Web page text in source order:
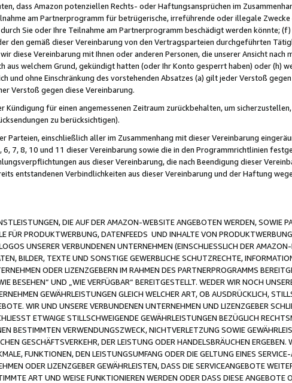
dass Amazon potenziellen Rechts- oder Haftungsansprüchen im
am Partnerprogramm für betrügerische, irreführende oder illegale
Sie oder Ihre Teilnahme am Partnerprogramm beschädigt werden könnte;
den gemäß dieser Vereinbarung von den Vertragsparteien durchgeführten
Vereinbarung mit Ihnen oder anderen Personen, die unserer Ansicht nach
aus welchem Grund, gekündigt hatten (oder Ihr Konto gesperrt haben) oder (h)
ohne Einschränkung des vorstehenden Absatzes (a) gilt jeder Verstoß
Verstoß gegen diese Vereinbarung.
für einen angemessenen Zeitraum zurückbehalten, um
zu berücksichtigen).
Parteien, einschließlich aller im Zusammenhang mit dieser Vereinbarung
7, 8, 10 und 11 dieser Vereinbarung sowie die in den Programmrichtlinien
aus dieser Vereinbarung, die nach Beendigung dieser
entstandenen Verbindlichkeiten aus dieser Vereinbarung und der Haftung
DIE AUF DER AMAZON-WEBSITE ANGEBOTEN WERDEN, SOWIE
FÜR PRODUKTWERBUNG, DATENFEEDS UND INHALTE VON
UNSERER VERBUNDENEN UNTERNEHMEN (EINSCHLIESSLICH DER
BILDER, TEXTE UND SONSTIGE GEWERBLICHE SCHUTZRECHTE,
ODER LIZENZGEBERN IM RAHMEN DES PARTNERPROGRAMMS
BESEHEN“ UND „WIE VERFÜGBAR“ BEREITGESTELLT. WEDER WIR NOCH
GEWÄHRLEISTUNGEN GLEICH WELCHER ART, OB AUSDRÜCKLICH,
WIR UND UNSERE VERBUNDENEN UNTERNEHMEN UND LIZENZGEBER
ETWAIGE STILLSCHWEIGENDE GEWÄHRLEISTUNGEN BEZÜGLICH
BESTIMMTEN VERWENDUNGSZWECK, NICHTVERLETZUNG SOWIE
GESCHÄFTSVERKEHR, DER LEISTUNG ODER HANDELSBRÄUCHEN ERGEBEN.
FUNKTIONEN, DEN LEISTUNGSUMFANG ODER DIE GELTUNG EINES
ODER LIZENZGEBER GEWÄHRLEISTEN, DASS DIE SERVICEANGEBOTE
ART UND WEISE FUNKTIONIEREN WERDEN ODER DASS DIESE ANGEBOTE